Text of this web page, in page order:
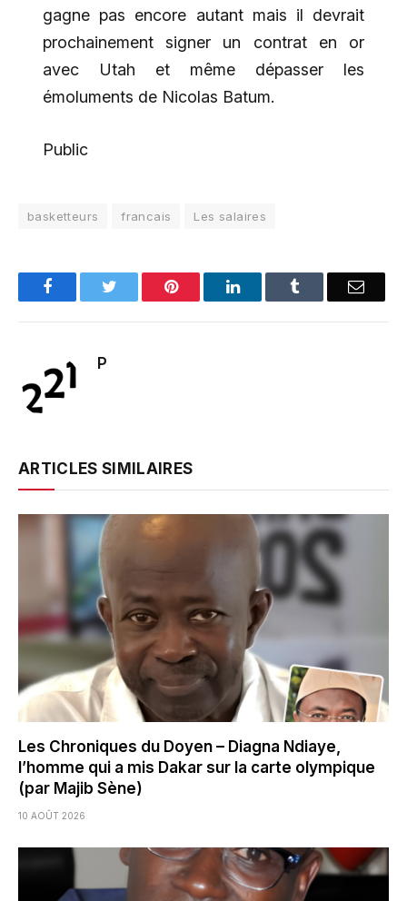
gagne pas encore autant mais il devrait
prochainement signer un contrat en or
avec Utah et même dépasser les
émoluments de Nicolas Batum.
Public
basketteurs francais Les salaires
FacebookTwitter Pinterest LinkedInTumblr Email
P
ARTICLES SIMILAIRES
Les Chroniques du Doyen – Diagna Ndiaye,
l’homme qui a mis Dakar sur la carte olympique
(par Majib Sène)
10 AOÛT 2026